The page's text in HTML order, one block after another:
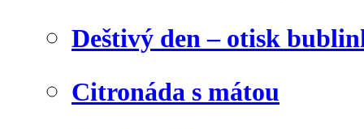
Deštivý den – otisk
Citronáda s mátou